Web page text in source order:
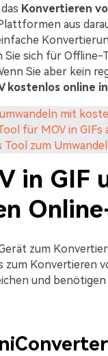
Konvertieren
aus
Sie sich für
Sie aber kein
kostenlos online
umwandeln mit
für MOV in GIFs
Tool zum
in GIF
zum
Konvertieren
und